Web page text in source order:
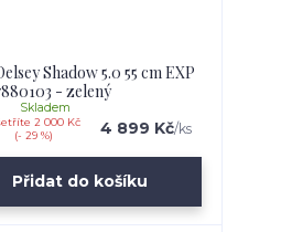
Shadow 5.0 55 cm EXP
- zelený
2 000 Kč
(- 29 %)
4 899 Kč/ks
Skladem
Přidat do košíku